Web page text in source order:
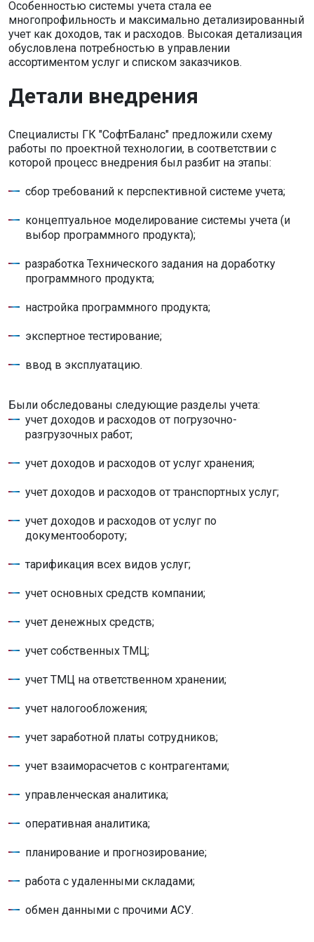
Особенностью системы учета стала ее
многопрофильность и максимально детализированный
учет как доходов, так и расходов. Высокая детализация
обусловлена потребностью в управлении
ассортиментом услуг и списком заказчиков.
Детали внедрения
Специалисты ГК "СофтБаланс" предложили схему
работы по проектной технологии, в соответствии с
которой процесс внедрения был разбит на этапы:
сбор требований к перспективной системе учета;
концептуальное моделирование системы учета (и
выбор программного продукта);
разработка Технического задания на доработку
программного продукта;
настройка программного продукта;
экспертное тестирование;
ввод в эксплуатацию.
Были обследованы следующие разделы учета:
учет доходов и расходов от погрузочно-
разгрузочных работ;
учет доходов и расходов от услуг хранения;
учет доходов и расходов от транспортных услуг;
учет доходов и расходов от услуг по
документообороту;
тарификация всех видов услуг;
учет основных средств компании;
учет денежных средств;
учет собственных ТМЦ;
учет ТМЦ на ответственном хранении;
учет налогообложения;
учет заработной платы сотрудников;
учет взаиморасчетов с контрагентами;
управленческая аналитика;
оперативная аналитика;
планирование и прогнозирование;
работа с удаленными складами;
обмен данными с прочими АСУ.